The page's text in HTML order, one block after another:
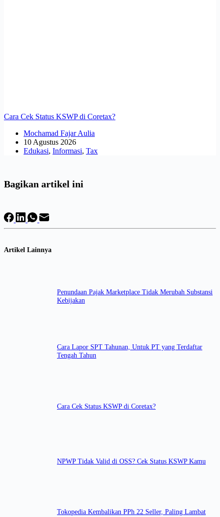
Cara Cek Status KSWP di Coretax?
Mochamad Fajar Aulia
10 Agustus 2026
Edukasi, Informasi, Tax
Bagikan artikel ini
Artikel Lainnya
Penundaan Pajak Marketplace Tidak Merubah Substansi
Kebijakan
Cara Lapor SPT Tahunan, Untuk PT yang Terdaftar
Tengah Tahun
Cara Cek Status KSWP di Coretax?
NPWP Tidak Valid di OSS? Cek Status KSWP Kamu
Tokopedia Kembalikan PPh 22 Seller, Paling Lambat